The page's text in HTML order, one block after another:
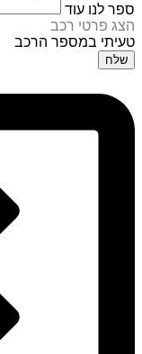
ספר לנו עוד
הצג פרטי רכב
טעיתי במספר הרכב
שלח